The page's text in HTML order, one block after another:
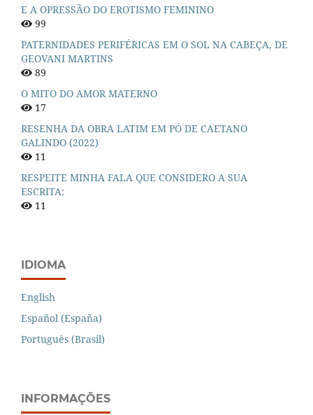
E A OPRESSÃO DO EROTISMO FEMININO
99
PATERNIDADES PERIFÉRICAS EM O SOL NA CABEÇA, DE
GEOVANI MARTINS
89
O MITO DO AMOR MATERNO
17
RESENHA DA OBRA LATIM EM PÓ DE CAETANO
GALINDO (2022)
11
RESPEITE MINHA FALA QUE CONSIDERO A SUA
ESCRITA:
11
IDIOMA
English
Español (España)
Português (Brasil)
INFORMAÇÕES